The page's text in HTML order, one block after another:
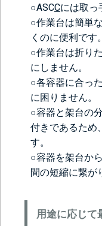
○ASCCには取っ
○作業台は簡単
くのに便利です。
○作業台は折り
にしません。
○各容器に合っ
に困りません。
○容器と架台の
付きであるため
す。
○容器を架台か
間の短縮に繋が
用途に応じて